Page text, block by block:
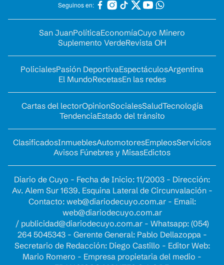
Seguinos en:
San JuanPolíticaEconomíaCuyo Minero
Suplemento VerdeRevista OH
PolicialesPasión DeportivaEspectáculosArgentina
El MundoRecetasEn las redes
Cartas del lectorOpinionSocialesSaludTecnología
TendenciaEstado del tránsito
ClasificadosInmueblesAutomotoresEmpleosServicios
Avisos Fúnebres y MisasEdictos
Diario de Cuyo - Fecha de Inicio: 11/2003 - Dirección:
Av. Alem Sur 1639. Esquina Lateral de Circunvalación -
Contacto: web@diariodecuyo.com.ar- Email:
web@diariodecuyo.com.ar
/ publicidad@diariodecuyo.com.ar- Whatsapp: (054)
264 5045343 - Gerente General: Pablo Dellazoppa -
Secretario de Redacción: Diego Castillo - Editor Web:
Mario Romero - Empresa propietaria del medio -